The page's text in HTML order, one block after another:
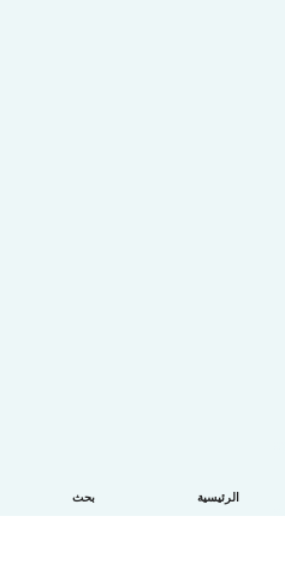
الرئيسية بحث